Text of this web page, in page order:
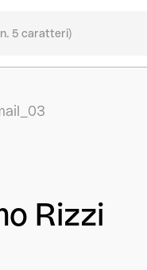
Rizzi